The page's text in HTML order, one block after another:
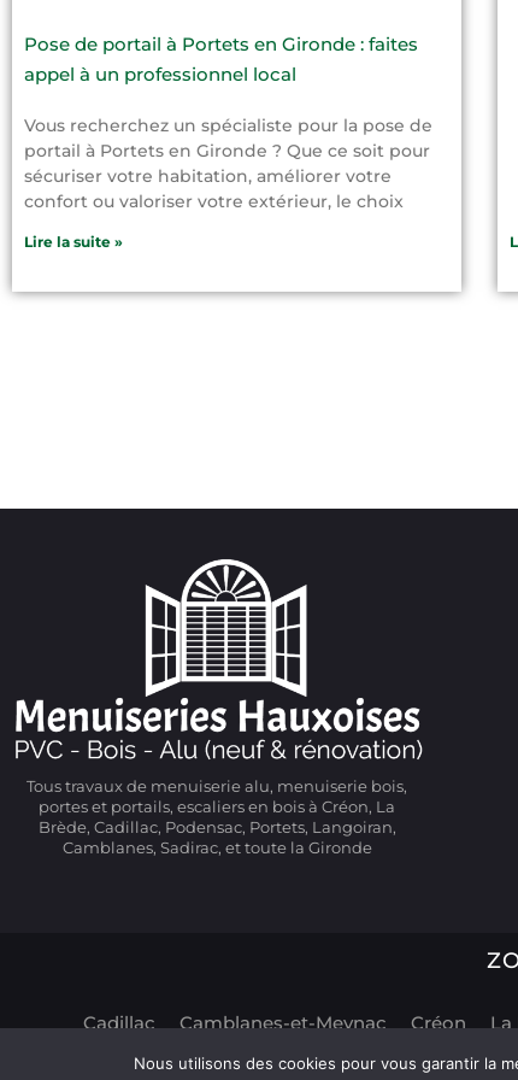
Pose de portail à Portets en Gironde : faites
appel à un professionnel local
Vous recherchez un spécialiste pour la pose de
portail à Portets en Gironde ? Que ce soit pour
sécuriser votre habitation, améliorer votre
confort ou valoriser votre extérieur, le choix
Lire la suite »
Tous travaux de menuiserie alu, menuiserie bois,
portes et portails, escaliers en bois à Créon, La
Brède, Cadillac, Podensac, Portets, Langoiran,
Camblanes, Sadirac, et toute la Gironde
Cadillac Camblanes-et-Meynac Créon La
©2026Menuiserie Hauxoises.
Nous utilisons des cookies pour vous garantir la